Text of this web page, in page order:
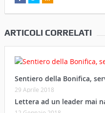
ARTICOLI CORRELATI
Sentiero della Bonifica,
29 Aprile 2018
Lettera ad un leader mai